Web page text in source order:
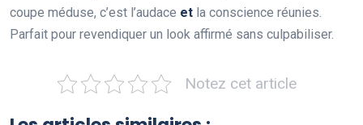
coupe méduse, c’est l’audace et la conscience réunies.
Parfait pour revendiquer un look affirmé sans culpabiliser.
Notez cet article